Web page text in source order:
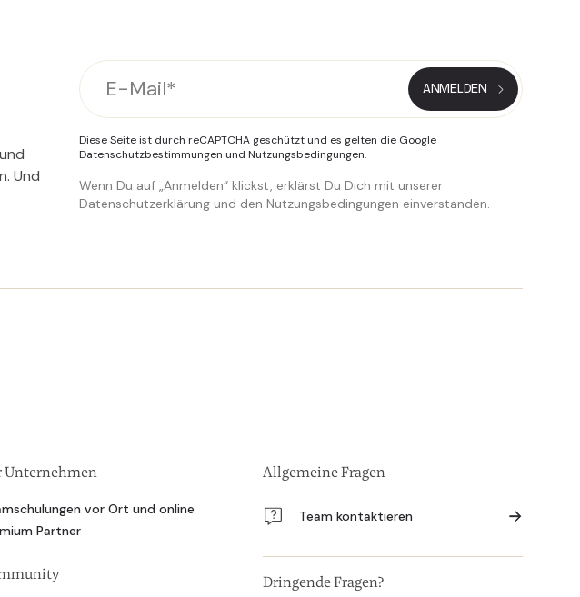
Und
Diese Seite ist durch reCAPTCHA geschützt und es gelten die Google
Datenschutzbestimmungen und Nutzungsbedingungen.
Wenn Du auf „Anmelden“ klickst, erklärst Du Dich mit unserer
Datenschutzerklärung und den Nutzungsbedingungen einverstanden.
Unternehmen
vor Ort und online
Partner
Allgemeine Fragen
Team kontaktieren
Dringende Fragen?